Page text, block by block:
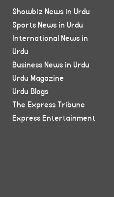
Showbiz News in Urdu
Sports News in Urdu
International News in
Urdu
Business News in Urdu
Urdu Magazine
Urdu Blogs
The Express Tribune
Express Entertainment